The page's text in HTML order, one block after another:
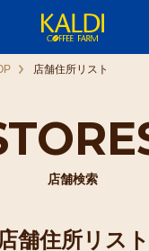
店舗検索
店舗住所リスト
店舗住所リスト